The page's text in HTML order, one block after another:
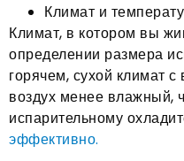
Климат и
Климат, в котором вы
определении размера
горячем, сухой климат
воздух менее влажный,
испарительному
эффективно.